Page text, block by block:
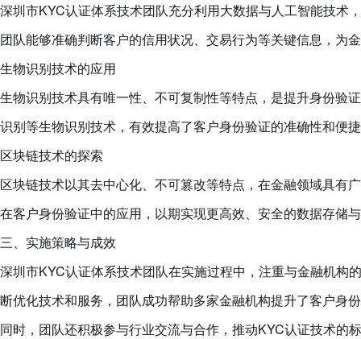
深圳市KYC认证体系技术团队充分利用大数据与人工智能技术
团队能够准确判断客户的信用状况、交易行为等关键信息，为
生物识别技术的应用
生物识别技术具有唯一性、不可复制性等特点，是提升身份验
识别等生物识别技术，有效提高了客户身份验证的准确性和便
区块链技术的探索
区块链技术以其去中心化、不可篡改等特点，在金融领域具有
在客户身份验证中的应用，以期实现更高效、安全的数据存储
三、实施策略与成效
深圳市KYC认证体系技术团队在实施过程中，注重与金融机构
断优化技术和服务，团队成功帮助多家金融机构提升了客户身
同时，团队还积极参与行业交流与合作，推动KYC认证技术的